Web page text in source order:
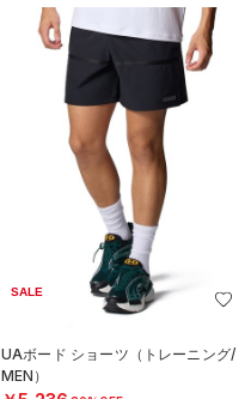
SALE
UAボード ショーツ（トレーニング/
MEN）